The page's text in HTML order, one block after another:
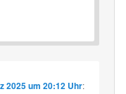
2025 um 20:12 Uhr: